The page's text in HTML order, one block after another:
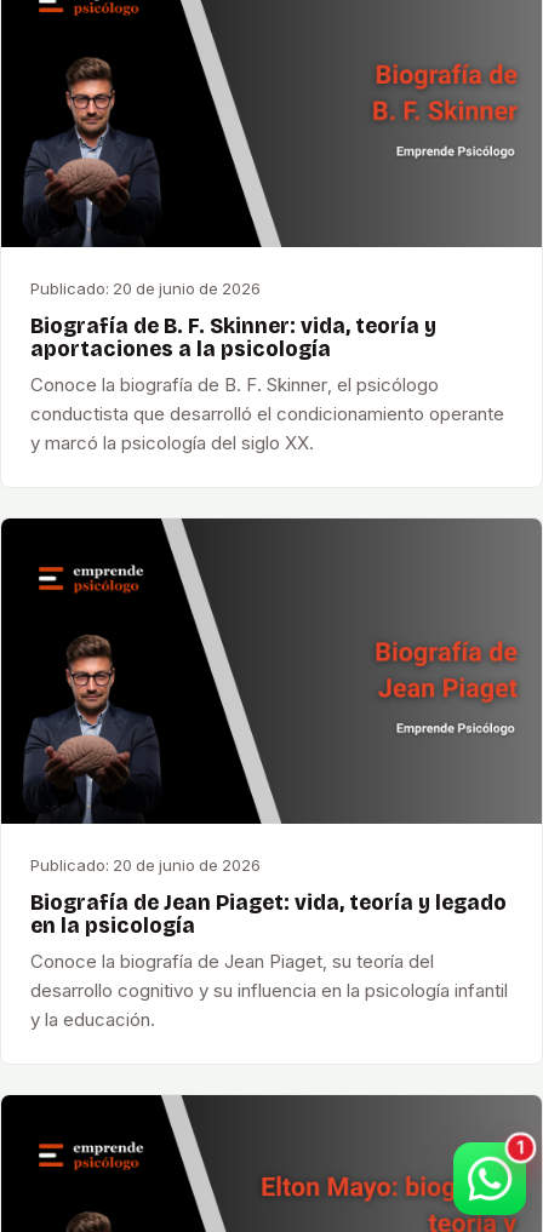
Publicado: 20 de junio de 2026
Biografía de B. F. Skinner: vida, teoría y
aportaciones a la psicología
Conoce la biografía de B. F. Skinner, el psicólogo
conductista que desarrolló el condicionamiento operante
y marcó la psicología del siglo XX.
Publicado: 20 de junio de 2026
Biografía de Jean Piaget: vida, teoría y legado
en la psicología
Conoce la biografía de Jean Piaget, su teoría del
desarrollo cognitivo y su influencia en la psicología infantil
y la educación.